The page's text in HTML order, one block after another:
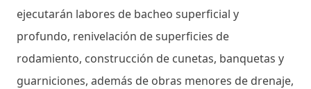
ejecutarán labores de bacheo superficial y
profundo, renivelación de superficies de
rodamiento, construcción de cunetas, banquetas y
guarniciones, además de obras menores de drenaje,